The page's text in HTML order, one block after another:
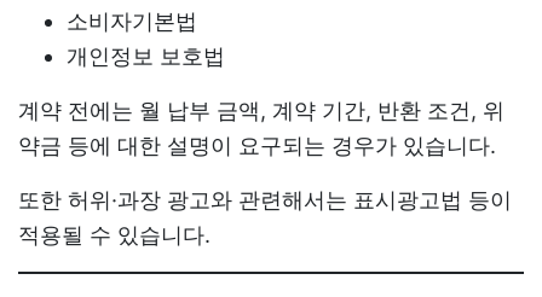
소비자기본법
개인정보 보호법
계약 전에는 월 납부 금액, 계약 기간, 반환 조건, 위
약금 등에 대한 설명이 요구되는 경우가 있습니다.
또한 허위·과장 광고와 관련해서는 표시광고법 등이
적용될 수 있습니다.